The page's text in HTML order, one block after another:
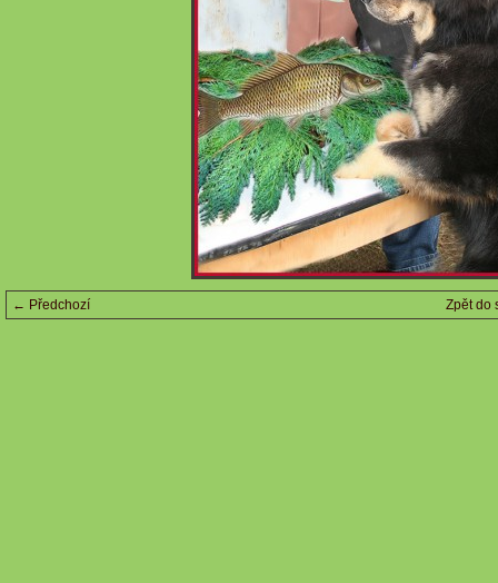
← Předchozí Zpět do